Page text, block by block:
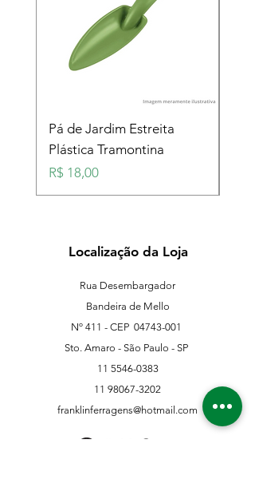
Pá de Jardim Estreita
Plástica Tramontina
Preço
R$ 18,00
Localização da Loja
Rua Desembargador
Bandeira de Mello
Nº 411 - CEP 04743-001
Sto. Amaro - São Paulo - SP
11 5546-0383
11 98067-3202
franklinferragens@hotmail.com